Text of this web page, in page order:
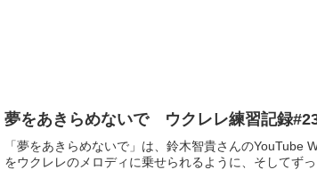
夢をあきらめないで ウクレレ練習記録
「夢をあきらめないで」は、鈴木智貴さんの
をウクレレのメロディに乗せられるように、そしてず